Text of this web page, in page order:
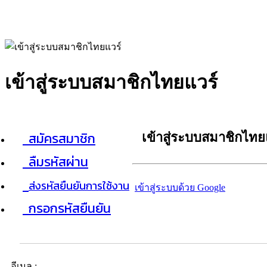
เข้าสู่ระบบสมาชิกไทยแวร์
สมัครสมาชิก
ลืมรหัสผ่าน
ส่งรหัสยืนยันการใช้งาน
กรอกรหัสยืนยัน
เข้าสู่ระบบสมาชิกไท
เข้าสู่ระบบด้วย Google